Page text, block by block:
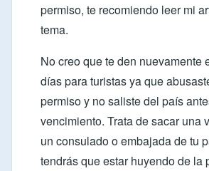
permiso, te recomiendo leer mi
tema.
No creo que te den nuevamente
días para turistas ya que
permiso y no saliste del país
vencimiento. Trata de sacar una
un consulado o embajada de tu
tendrás que estar huyendo de la